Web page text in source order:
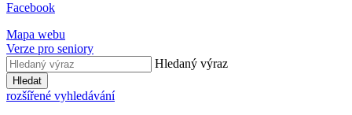
Facebook
Mapa webu
Verze pro seniory
Hledaný výraz
Hledat
rozšířené vyhledávání